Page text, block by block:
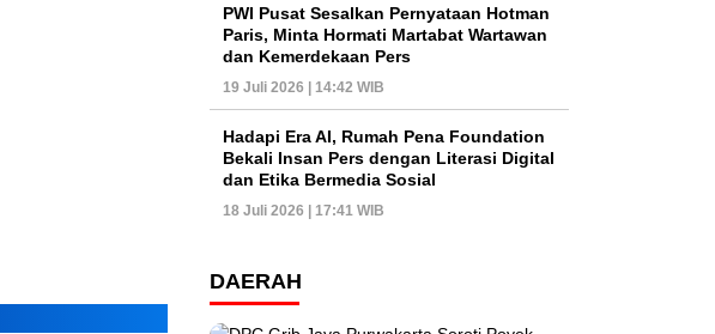
PWI Pusat Sesalkan Pernyataan Hotman
Paris, Minta Hormati Martabat Wartawan
dan Kemerdekaan Pers
19 Juli 2026 | 14:42 WIB
Hadapi Era AI, Rumah Pena Foundation
Bekali Insan Pers dengan Literasi Digital
dan Etika Bermedia Sosial
18 Juli 2026 | 17:41 WIB
DAERAH